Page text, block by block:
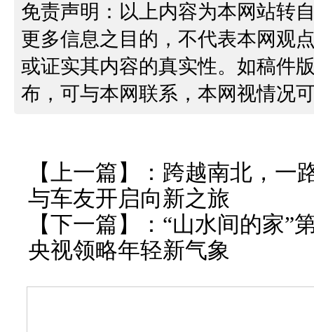
免责声明：以上内容为本网站转
更多信息之目的，不代表本网观
或证实其内容的真实性。如稿件
布，可与本网联系，本网视情况
【上一篇】： 跨越南北，一
与车友开启向新之旅
【下一篇】： “山水间的家”
央视领略年轻新气象